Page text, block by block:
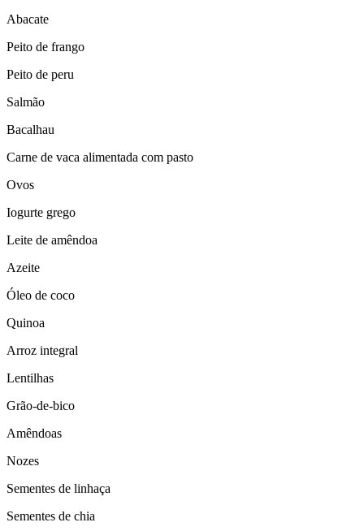
Abacate
Peito de frango
Peito de peru
Salmão
Bacalhau
Carne de vaca alimentada com pasto
Ovos
Iogurte grego
Leite de amêndoa
Azeite
Óleo de coco
Quinoa
Arroz integral
Lentilhas
Grão-de-bico
Amêndoas
Nozes
Sementes de linhaça
Sementes de chia